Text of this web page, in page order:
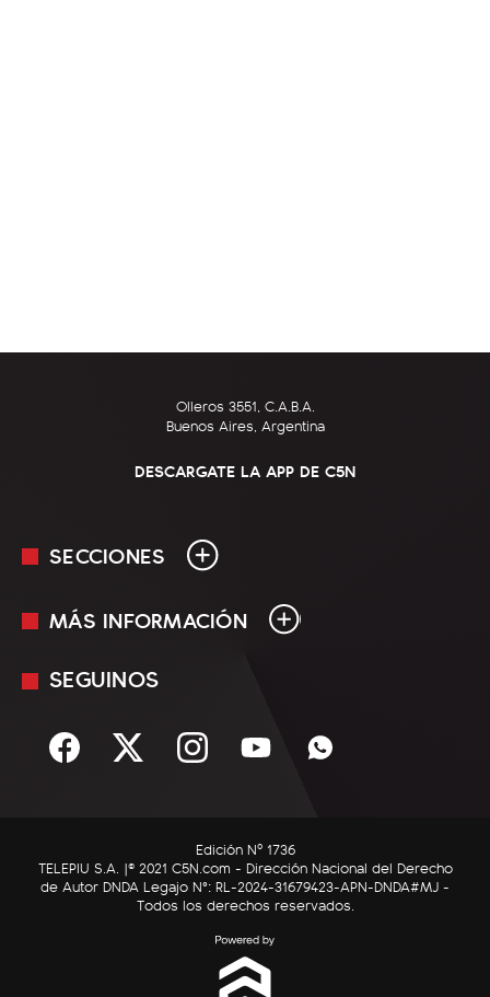
Olleros 3551, C.A.B.A.
Buenos Aires, Argentina
DESCARGATE LA APP DE C5N
SECCIONES
En Vivo
Sociedad
C5N Autos
RatingCero
MÁS INFORMACIÓN
Mediakit
Términos y condiciones
SEGUINOS
Edición Nº 1736
TELEPIU S.A. |© 2021 C5N.com - Dirección Nacional del Derecho
de Autor DNDA Legajo N°: RL-2024-31679423-APN-DNDA#MJ -
Todos los derechos reservados.